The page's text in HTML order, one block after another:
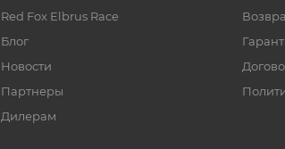
Red Fox Elbrus Race
Блог
Новости
Партнеры
Дилерам